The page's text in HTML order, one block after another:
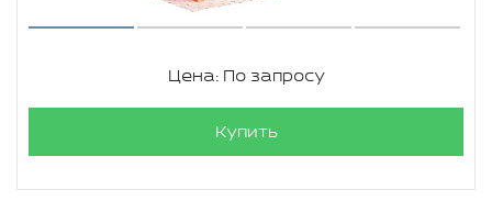
Цена: По запросу
Купить